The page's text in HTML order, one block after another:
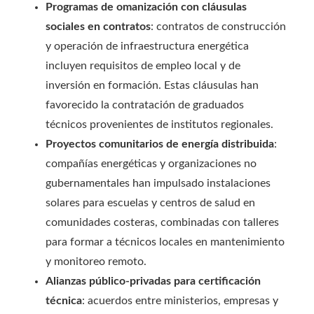
Programas de omanización con cláusulas
sociales en contratos: contratos de construcción
y operación de infraestructura energética
incluyen requisitos de empleo local y de
inversión en formación. Estas cláusulas han
favorecido la contratación de graduados
técnicos provenientes de institutos regionales.
Proyectos comunitarios de energía distribuida:
compañías energéticas y organizaciones no
gubernamentales han impulsado instalaciones
solares para escuelas y centros de salud en
comunidades costeras, combinadas con talleres
para formar a técnicos locales en mantenimiento
y monitoreo remoto.
Alianzas público-privadas para certificación
técnica: acuerdos entre ministerios, empresas y